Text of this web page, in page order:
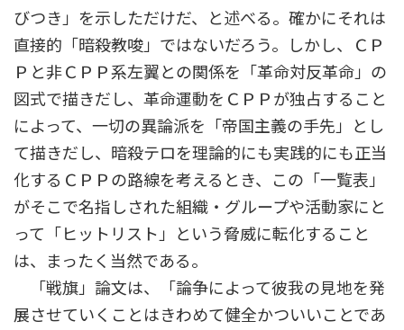
びつき」を示しただけだ、と述べる。確かにそれは
直接的「暗殺教唆」ではないだろう。しかし、ＣＰ
Ｐと非ＣＰＰ系左翼との関係を「革命対反革命」の
図式で描きだし、革命運動をＣＰＰが独占すること
によって、一切の異論派を「帝国主義の手先」とし
て描きだし、暗殺テロを理論的にも実践的にも正当
化するＣＰＰの路線を考えるとき、この「一覧表」
がそこで名指しされた組織・グループや活動家にと
って「ヒットリスト」という脅威に転化すること
は、まったく当然である。
「戦旗」論文は、「論争によって彼我の見地を発
展させていくことはきわめて健全かついいことであ